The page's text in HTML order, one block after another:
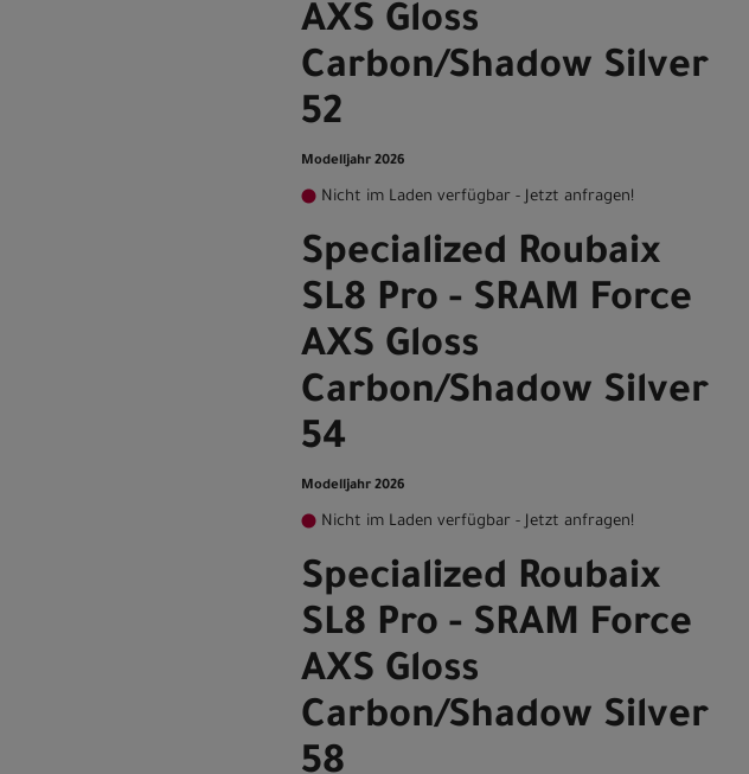
AXS Gloss
Carbon/Shadow Silver
52
Modelljahr 2026
Nicht im Laden verfügbar - Jetzt anfragen!
Specialized Roubaix
SL8 Pro - SRAM Force
AXS Gloss
Carbon/Shadow Silver
54
Modelljahr 2026
Nicht im Laden verfügbar - Jetzt anfragen!
Specialized Roubaix
SL8 Pro - SRAM Force
AXS Gloss
Carbon/Shadow Silver
58